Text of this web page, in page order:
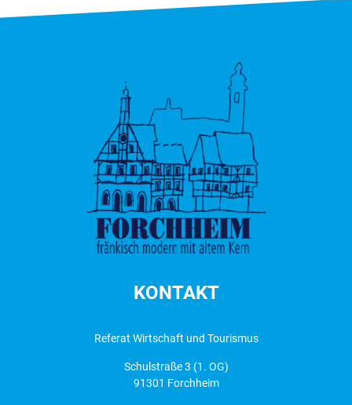
KONTAKT
Referat Wirtschaft und Tourismus
Schulstraße 3 (1. OG)
91301 Forchheim